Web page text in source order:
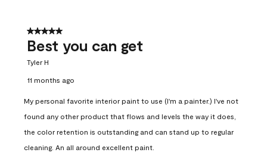
5 out of 5 stars.
Best you can get
Tyler H
11 months ago
My personal favorite interior paint to use (I'm a painter.) I've not
found any other product that flows and levels the way it does,
the color retention is outstanding and can stand up to regular
cleaning. An all around excellent paint.